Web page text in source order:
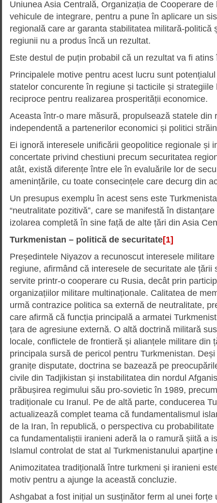
Uniunea Asia Centrală, Organizația de Cooperare
vehicule de integrare, pentru a pune în aplicare un
regională care ar garanta stabilitatea militară-politică
regiunii nu a produs încă un rezultat.
Este destul de puțin probabil că un rezultat va fi
Principalele motive pentru acest lucru sunt
statelor concurente în regiune și tacticile și strategiile
reciproce pentru realizarea prosperității economice.
Aceasta într-o mare măsură, propulsează statele din
independentă a partenerilor economici și politici
Ei ignoră interesele unificării geopolitice regionale și
concertate privind chestiuni precum securitatea
atât, există diferențe între ele în evaluările lor de
amenințările, cu toate consecințele care decurg din
Un presupus exemplu în acest sens este
“neutralitate pozitivă”, care se manifestă în
izolarea completă în sine față de alte țări din Asia
Turkmenistan – politică de securitate[1]
Președintele Niyazov a recunoscut interesele
regiune, afirmând că interesele de securitate ale țării
servite printr-o cooperare cu Rusia, decât prin
organizațiilor militare multinaționale. Calitatea de
urmă contrazice politica sa externă de neutralitate,
care afirmă că funcția principală a armatei
țara de agresiune externă. O altă doctrină militară
locale, conflictele de frontieră și alianțele militare din
principala sursă de pericol pentru Turkmenistan.
granițe disputate, doctrina se bazează pe
civile din Tadjikistan și instabilitatea din nordul
prăbușirea regimului său pro-sovietic în 1989,
tradiționale cu Iranul. Pe de altă parte, conducerea
actualizează complet teama că fundamentalismul
de la Iran, în republică, o perspectiva cu
ca fundamentaliștii iranieni aderă la o ramură șiită a
Islamul controlat de stat al Turkmenistanului aparține
Animozitatea tradițională între turkmeni și iranieni
motiv pentru a ajunge la această concluzie.
Ashgabat a fost inițial un susținător ferm al unei forțe